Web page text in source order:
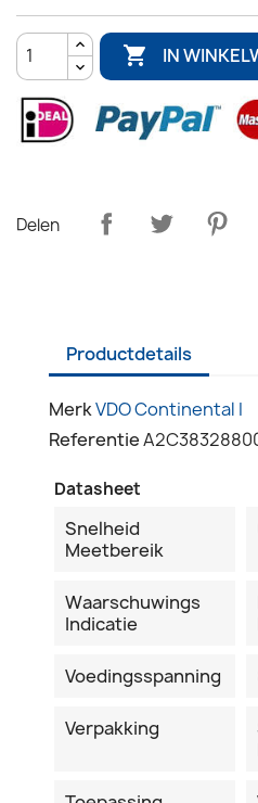
 IN
Delen
Productdetails
MerkVDO Continental I
Referentie
Datasheet
Snelheid
Meetbereik
Waarschuwings
Indicatie
Voedingsspanning
Verpakking